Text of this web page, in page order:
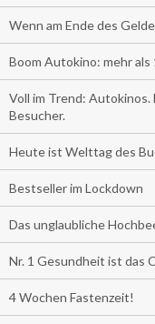
Wenn am Ende des
Boom Autokino: mehr
Voll im Trend:
Besucher.
Heute ist Welttag des
Bestseller im Lockdown
Das unglaubliche
Nr. 1 Gesundheit ist das
4 Wochen Fastenzeit!